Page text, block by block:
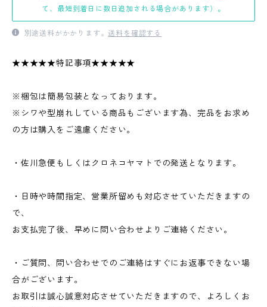
て、最短到着日に数日追加される場合があります）。
別途送料がかかります。送料を確認する
★★★★★特記事項★★★★★
※梱包は簡易包装となっております。
※シワや型崩れしている商品もございます為、完品をお求め
の方は購入をご遠慮ください。
・佐川急便もしくはクロネコヤマトでの発送となります。
・日時や時間指定、営業所留めも対応させていただきますの
で、
お支払完了後、早めに問い合わせよりご連絡ください。
・ご質問、問い合わせでのご連絡はすぐにお返事できない場
合がございます。
お取引は誠心誠意対応させていただきますので、よろしくお